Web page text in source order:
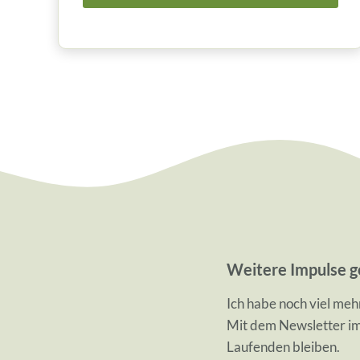
Weitere Impulse
Ich habe noch viel
Mit dem Newsletter
Laufenden bleiben.